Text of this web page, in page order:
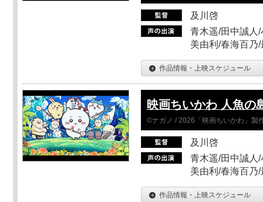
及川啓
青木遥/田中誠人
美由利/春海百乃
作品情報・上映スケジュール
映画ちいかわ 人魚の
©ナガノ / 2026「映画ちいかわ」製
及川啓
青木遥/田中誠人
美由利/春海百乃
作品情報・上映スケジュール